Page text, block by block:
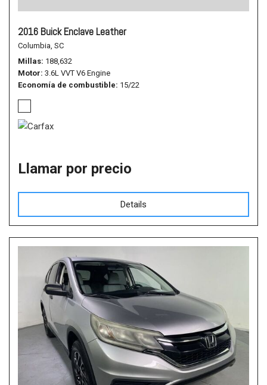
2016 Buick Enclave Leather
Columbia, SC
Millas 188,632
Motor 3.6L VVT V6 Engine
Economía de combustible 15/22
Llamar por precio
Details